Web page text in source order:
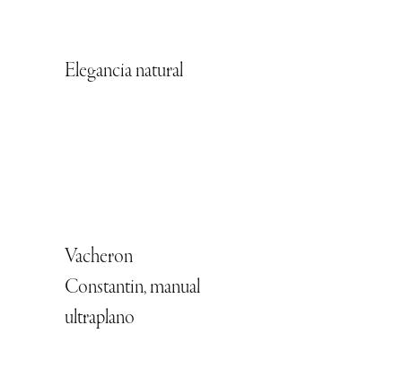
Elegancia natural
Vacheron
Constantin, manual
ultraplano